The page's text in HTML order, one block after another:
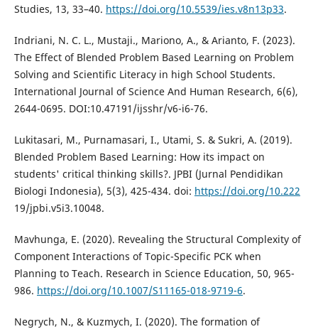
Studies, 13, 33–40. https://doi.org/10.5539/ies.v8n13p33.
Indriani, N. C. L., Mustaji., Mariono, A., & Arianto, F. (2023).
The Effect of Blended Problem Based Learning on Problem
Solving and Scientific Literacy in high School Students.
International Journal of Science And Human Research, 6(6),
2644-0695. DOI:10.47191/ijsshr/v6-i6-76.
Lukitasari, M., Purnamasari, I., Utami, S. & Sukri, A. (2019).
Blended Problem Based Learning: How its impact on
students' critical thinking skills?. JPBI (Jurnal Pendidikan
Biologi Indonesia), 5(3), 425-434. doi: https://doi.org/10.222
19/jpbi.v5i3.10048.
Mavhunga, E. (2020). Revealing the Structural Complexity of
Component Interactions of Topic-Specific PCK when
Planning to Teach. Research in Science Education, 50, 965-
986. https://doi.org/10.1007/S11165-018-9719-6.
Negrych, N., & Kuzmych, I. (2020). The formation of